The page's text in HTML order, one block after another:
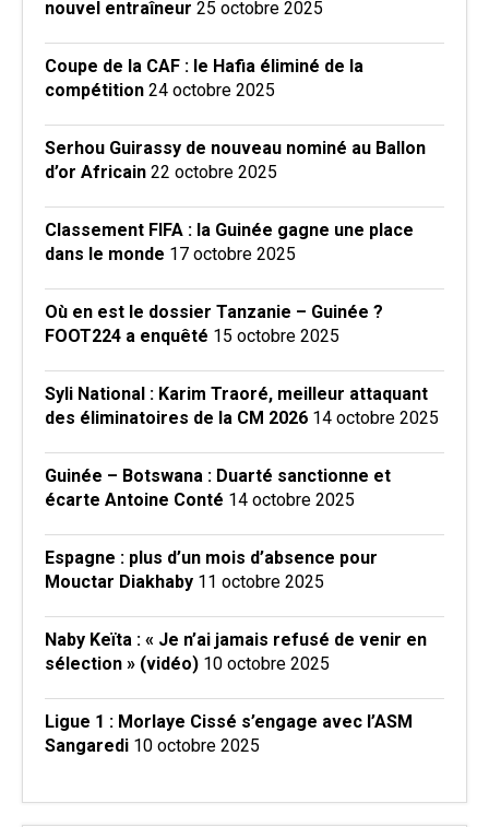
nouvel entraîneur 25 octobre 2025
Coupe de la CAF : le Hafia éliminé de la
compétition 24 octobre 2025
Serhou Guirassy de nouveau nominé au Ballon
d’or Africain 22 octobre 2025
Classement FIFA : la Guinée gagne une place
dans le monde 17 octobre 2025
Où en est le dossier Tanzanie – Guinée ?
FOOT224 a enquêté 15 octobre 2025
Syli National : Karim Traoré, meilleur attaquant
des éliminatoires de la CM 2026 14 octobre 2025
Guinée – Botswana : Duarté sanctionne et
écarte Antoine Conté 14 octobre 2025
Espagne : plus d’un mois d’absence pour
Mouctar Diakhaby 11 octobre 2025
Naby Keïta : « Je n’ai jamais refusé de venir en
sélection » (vidéo) 10 octobre 2025
Ligue 1 : Morlaye Cissé s’engage avec l’ASM
Sangaredi 10 octobre 2025